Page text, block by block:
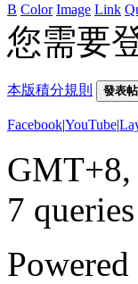
B Color Image Link
您需要
本版積分規則 發表
Facebook|YouTube|
GMT+8,
7